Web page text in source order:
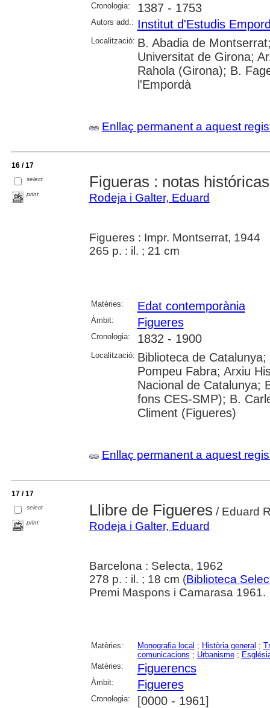
Cronologia: 1387 - 1753
Autors add.: Institut d'Estudis
Localització: B. Abadia de
Universitat de Girona;
Rahola (Girona); B.
l'Empordà
Enllaç permanent a aquest
16 / 17
select
print
Figueras : notas
Rodeja i Galter, Eduard
Figueres : Impr. Montserrat, 1944
265 p. : il. ; 21 cm
Matèries: Edat contemporània
Àmbit: Figueres
Cronologia: 1832 - 1900
Localització: Biblioteca de
Pompeu Fabra; Arxiu
Nacional de Catalunya;
fons CES-SMP); B.
Climent (Figueres)
Enllaç permanent a aquest
17 / 17
select
print
Llibre de Figueres / Eduard
Rodeja i Galter, Eduard
Barcelona : Selecta, 1962
278 p. : il. ; 18 cm (Biblioteca
Premi Maspons i Camarasa 1961.
Matèries: Monografia local ; Història general ;
comunicacions ; Urbanisme;
Matèries:
Figuerencs
Àmbit: Figueres
Cronologia: [0000 - 1961]